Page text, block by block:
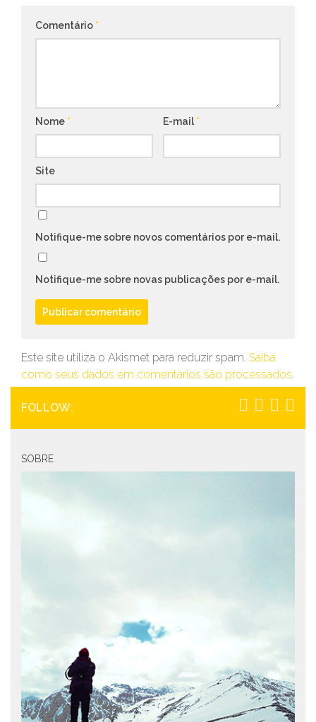
Comentário *
Nome * E-mail*
Site
Notifique-me sobre novos comentários por e-mail.
Notifique-me sobre novas publicações por e-mail.
Este site utiliza o Akismet para reduzir spam. Saiba
como seus dados em comentários são processados.
FOLLOW:
SOBRE